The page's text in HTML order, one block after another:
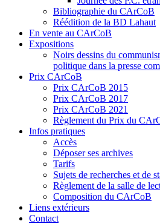
Bibliographie du CArCoB
Réédition de la BD Lahaut
En vente au CArCoB
Expositions
Noirs dessins du
politique dans la presse
Prix CArCoB
Prix CArCoB 2015
Prix CArCoB 2017
Prix CArCoB 2021
Règlement du Prix du
Infos pratiques
Accès
Déposer ses archives
Tarifs
Sujets de recherches et de
Règlement de la salle de
Composition du CArCoB
Liens extérieurs
Contact